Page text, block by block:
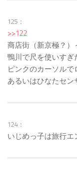
125：
>>122
商店街（新京極？）
鴨川で尺を使いす
ピンクのカーソルで
あるいはひなたセ
124：
いじめっ子は旅行